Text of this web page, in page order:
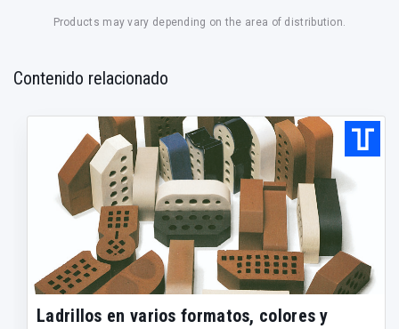
Products may vary depending on the area of distribution.
Contenido relacionado
Ladrillos en varios formatos, colores y